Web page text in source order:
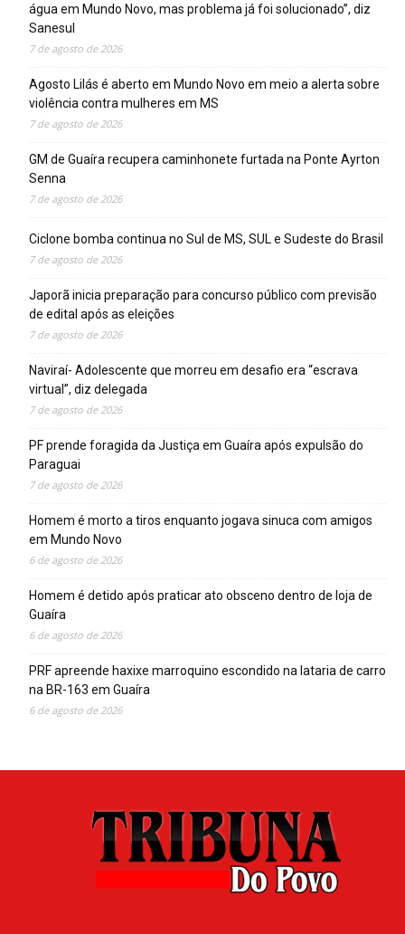
água em Mundo Novo, mas problema já foi solucionado”, diz
Sanesul
7 de agosto de 2026
Agosto Lilás é aberto em Mundo Novo em meio a alerta sobre
violência contra mulheres em MS
7 de agosto de 2026
GM de Guaíra recupera caminhonete furtada na Ponte Ayrton
Senna
7 de agosto de 2026
Ciclone bomba continua no Sul de MS, SUL e Sudeste do Brasil
7 de agosto de 2026
Japorã inicia preparação para concurso público com previsão
de edital após as eleições
7 de agosto de 2026
Naviraí- Adolescente que morreu em desafio era “escrava
virtual”, diz delegada
7 de agosto de 2026
PF prende foragida da Justiça em Guaíra após expulsão do
Paraguai
7 de agosto de 2026
Homem é morto a tiros enquanto jogava sinuca com amigos
em Mundo Novo
6 de agosto de 2026
Homem é detido após praticar ato obsceno dentro de loja de
Guaíra
6 de agosto de 2026
PRF apreende haxixe marroquino escondido na lataria de carro
na BR-163 em Guaíra
6 de agosto de 2026